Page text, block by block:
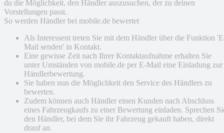
du die Möglichkeit, den Händler auszusuchen, der zu deinen
Vorstellungen passt.
So werden Händler bei mobile.de bewertet
Als Interessent treten Sie mit dem Händler über die Funktion
Mail senden' in Kontakt.
Eine gewisse Zeit nach Ihrer Kontaktaufnahme erhalten Sie
unter Umständen von mobile.de per E-Mail eine Einladung zur
Händlerbewertung.
Sie haben nun die Möglichkeit den Service des Händlers zu
bewerten.
Zudem können auch Händler einen Kunden nach Abschluss
eines Fahrzeugkaufs zu einer Bewertung einladen. Sprechen
den Händler, bei dem Sie ihr Fahrzeug gekauft haben, direkt
drauf an.